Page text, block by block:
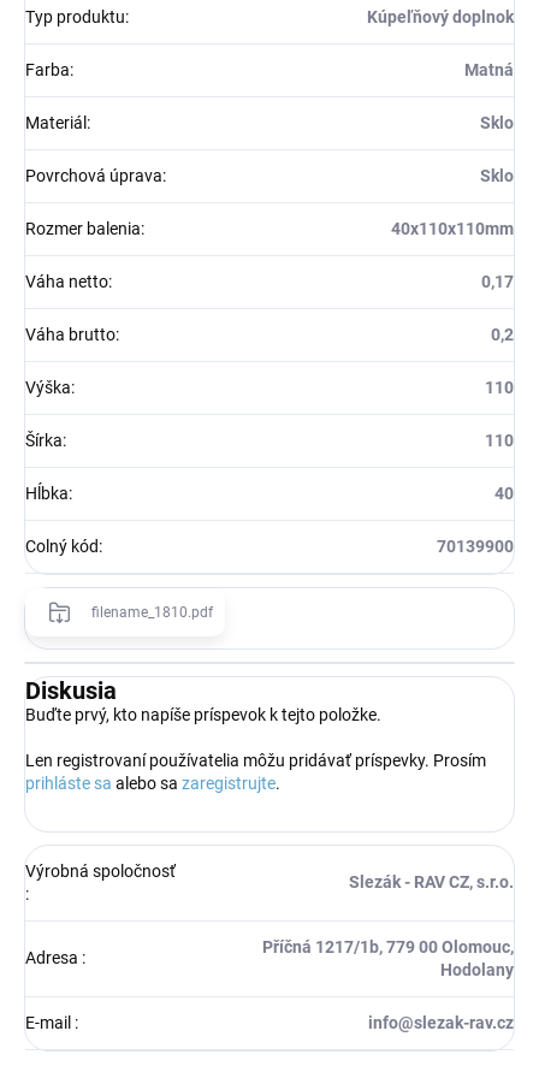
Typ produktu: Kúpeľňový doplnok
Farba: Matná
Materiál : Sklo
Povrchová úprava: Sklo
Rozmer balenia: 40x110x110mm
Váha netto: 0,17
Váha brutto: 0,2
Výška: 110
Šírka: 110
Hĺbka: 40
Colný kód: 70139900
filename_1810.pdf
Diskusia
Buďte prvý, kto napíše príspevok k tejto položke.
Len registrovaní používatelia môžu pridávať príspevky. Prosím
prihláste sa alebo sa zaregistrujte.
Výrobná spoločnosť
:
Slezák - RAV CZ, s.r.o.
Adresa :
Příčná 1217/1b, 779 00 Olomouc,
Hodolany
E-mail : info@slezak-rav.cz